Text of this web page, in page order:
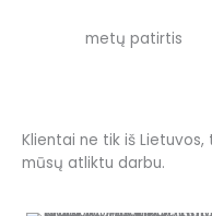
metų patirtis
Klientai ne tik iš
mūsų atliktu darbu.